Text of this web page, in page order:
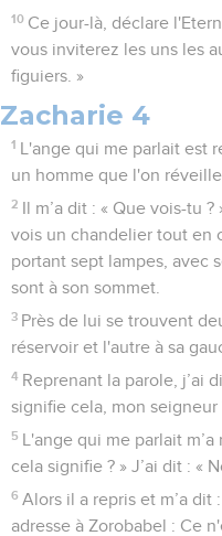
10 Ce jour-là, déclare
vous inviterez les uns les
figuiers. »
Zacharie 4
1 L'ange qui me parlait est
un homme que l'on
2 Il m’a dit : « Que vois-tu
vois un chandelier tout en
portant sept lampes, avec
sont à son sommet.
3 Près de lui se trouvent
réservoir et l'autre à sa
4 Reprenant la parole, j’ai
signifie cela, mon seigneur
5 L'ange qui me parlait
cela signifie ? » J’ai dit : «
6 Alors il a repris et m’a dit
adresse à Zorobabel : Ce